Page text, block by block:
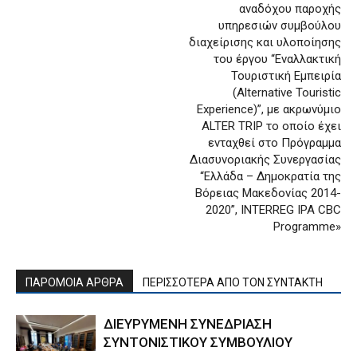
αναδόχου παροχής
υπηρεσιών συμβούλου
διαχείρισης και υλοποίησης
του έργου “Εναλλακτική
Τουριστική Εμπειρία
(Alternative Touristic
Experience)”, με ακρωνύμιο
ALTER TRIP το οποίο έχει
ενταχθεί στο Πρόγραμμα
Διασυνοριακής Συνεργασίας
“Ελλάδα – Δημοκρατία της
Βόρειας Μακεδονίας 2014-
2020”, INTERREG IPA CBC
Programme»
ΠΑΡΟΜΟΙΑ ΑΡΘΡΑ ΠΕΡΙΣΣΟΤΕΡΑ ΑΠΟ ΤΟΝ ΣΥΝΤΑΚΤΗ
ΔΙΕΥΡΥΜΕΝΗ ΣΥΝΕΔΡΙΑΣΗ
ΣΥΝΤΟΝΙΣΤΙΚΟΥ ΣΥΜΒΟΥΛΙΟΥ